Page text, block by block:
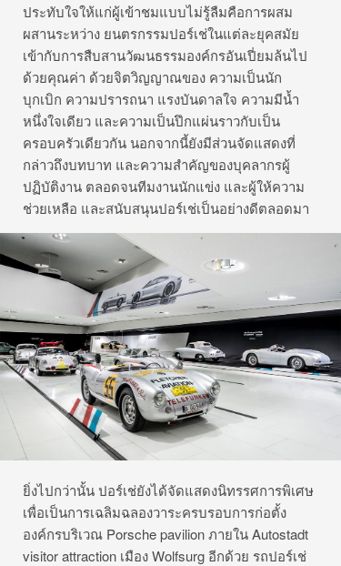
ประทับใจให้แก่ผู้เข้าชมแบบไม่รู้ลืมคือการผสม
ผสานระหว่าง ยนตรกรรมปอร์เช่ในแต่ละยุคสมัย
เข้ากับการสืบสานวัฒนธรรมองค์กรอันเปี่ยมล้นไป
ด้วยคุณค่า ด้วยจิตวิญญาณของ ความเป็นนัก
บุกเบิก ความปรารถนา แรงบันดาลใจ ความมีน้ำ
หนึ่งใจเดียว และความเป็นปึกแผ่นราวกับเป็น
ครอบครัวเดียวกัน นอกจากนี้ยังมีส่วนจัดแสดงที่
กล่าวถึงบทบาท และความสำคัญของบุคลากรผู้
ปฏิบัติงาน ตลอดจนทีมงานนักแข่ง และผู้ให้ความ
ช่วยเหลือ และสนับสนุนปอร์เช่เป็นอย่างดีตลอดมา
ยิ่งไปกว่านั้น ปอร์เช่ยังได้จัดแสดงนิทรรศการพิเศษ
เพื่อเป็นการเฉลิมฉลองวาระครบรอบการก่อตั้ง
องค์กรบริเวณ Porsche pavilion ภายใน Autostadt
visitor attraction เมือง Wolfsurg อีกด้วย รถปอร์เช่